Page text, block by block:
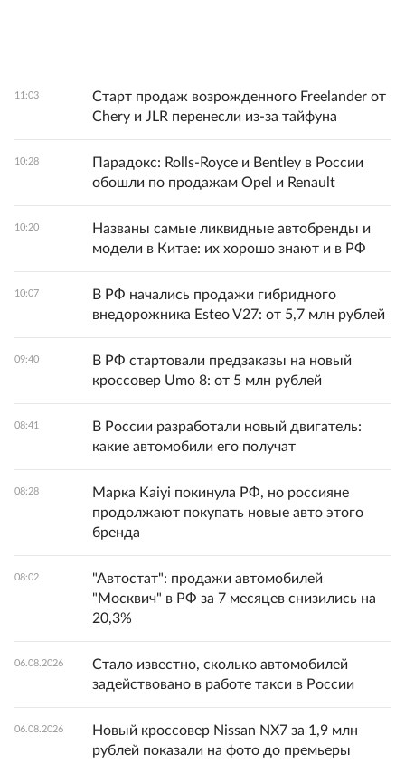
11:03
Старт продаж возрожденного Freelander от
Chery и JLR перенесли из-за тайфуна
10:28
Парадокс: Rolls-Royce и Bentley в России
обошли по продажам Opel и Renault
10:20
Названы самые ликвидные автобренды и
модели в Китае: их хорошо знают и в РФ
10:07
В РФ начались продажи гибридного
внедорожника Esteo V27: от 5,7 млн рублей
09:40
В РФ стартовали предзаказы на новый
кроссовер Umo 8: от 5 млн рублей
08:41
В России разработали новый двигатель:
какие автомобили его получат
08:28
Марка Kaiyi покинула РФ, но россияне
продолжают покупать новые авто этого
бренда
08:02
"Автостат": продажи автомобилей
"Москвич" в РФ за 7 месяцев снизились на
20,3%
06.08.2026
Стало известно, сколько автомобилей
задействовано в работе такси в России
06.08.2026
Новый кроссовер Nissan NX7 за 1,9 млн
рублей показали на фото до премьеры